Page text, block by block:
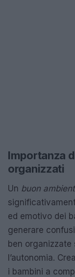
Importanza
organizzati
Un buon
ed emotivo dei
generare
ben
l’autonomia.
i bambini a